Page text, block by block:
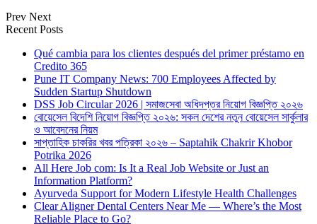
Prev Next
Recent Posts
Qué cambia para los clientes después del primer préstamo en
Credito 365
Pune IT Company News: 700 Employees Affected by
Sudden Startup Shutdown
DSS Job Circular 2026 | সমাজসেবা অধিদপ্তর নিয়োগ বিজ্ঞপ্তি ২০২৬
বোয়েসেল বিদেশি নিয়োগ বিজ্ঞপ্তি ২০২৬: সকল দেশের নতুন বোয়েসেল সার্কুলার
ও আবেদনের নিয়ম
সাপ্তাহিক চাকরির খবর পত্রিকা ২০২৬ – Saptahik Chakrir Khobor
Potrika 2026
All Here Job com: Is It a Real Job Website or Just an
Information Platform?
Ayurveda Support for Modern Lifestyle Health Challenges
Clear Aligner Dental Centers Near Me — Where’s the Most
Reliable Place to Go?